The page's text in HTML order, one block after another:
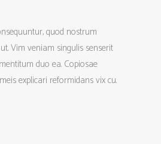
quod nostrum
Vim veniam singulis senserit
duo ea. Copiosae
explicari reformidans vix cu.